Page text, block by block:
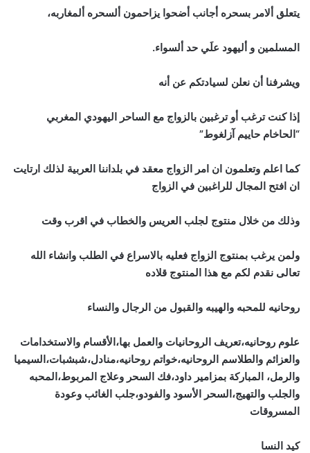
يتعلق ألامر بسحره أجانب أضحوا يزاحمون ألسحره ألمغاربه،
المسلمين و أليهود علَي حد ألسواء.
ويشرفنا أن نعلن لسيادتكم عن أنه
إذا كنت ترغب أو ترغبين بالزواج مع الساحر اليهودي المغربي
“الحاخام حاييم آزلغوط”
كما اعلم وتعلمون ان امر الزواج معقد في بلداننا العربية لذلك ارتايت
ان افتح المجال للراغبين في الزواج
وذلك من خلال منتوج لجلب العريس والخطاب في اقرب وقت
ولمن يرغب بمنتوج الزواج فعليه بالاسراع في الطلب وانشاء الله
تعالى نقدم لكم مع هذا المنتوج قلاده
روحانيه للمحبه والهيبه والقبول من الرجال والنساء
علوم روحانيه،تعريف الروحانيات والعمل بها،الأقسام والاستخدامات
والعزائم والطلاسم الروحانيه،خواتم روحانيه،منادل،شبشبات،السيميا
والرمل، المباركة بمزامير داود،فك السحر وعلاج المربوط،المحبه
والجلب والتهيج،السحر الأسود والفودو،جلب الغائب وعودة
المسروقات
كيد النسا